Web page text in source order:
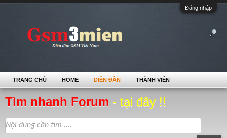
Đăng nhập
Tìm nhanh Forum - tại đây !!
TRANG CHỦ HOME DIỄN ĐÀN THÀNH VIÊN